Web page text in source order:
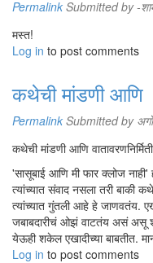
Permalink Submitted by-
मस्त!
Log in to post comments
कथेची मांडणी आणि
Permalink Submitted by अगो
कथेची मांडणी आणि
'सासूबाई आणि मी फार क्लोज
त्यांच्यात संवाद नसला तरी बाकी
त्यांच्यात गुंतली आहे हे जाणवतंय.
जबाबदारीचं ओझं वाटतंय असं असू
येऊही शकेल एखादीच्या बाबतीत.
Log in to post comments